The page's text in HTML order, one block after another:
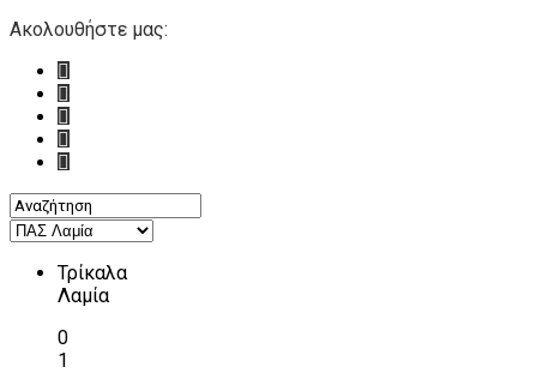
Ακολουθήστε μας:
Τρίκαλα
Λαμία
0
1